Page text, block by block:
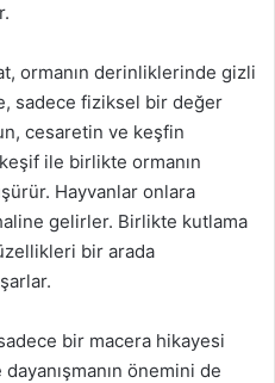
ormanın derinliklerinde gizli
sadece fiziksel bir değer
cesaretin ve keşfin
ile birlikte ormanın
Hayvanlar onlara
gelirler. Birlikte kutlama
bir arada
bir macera hikayesi
önemini de